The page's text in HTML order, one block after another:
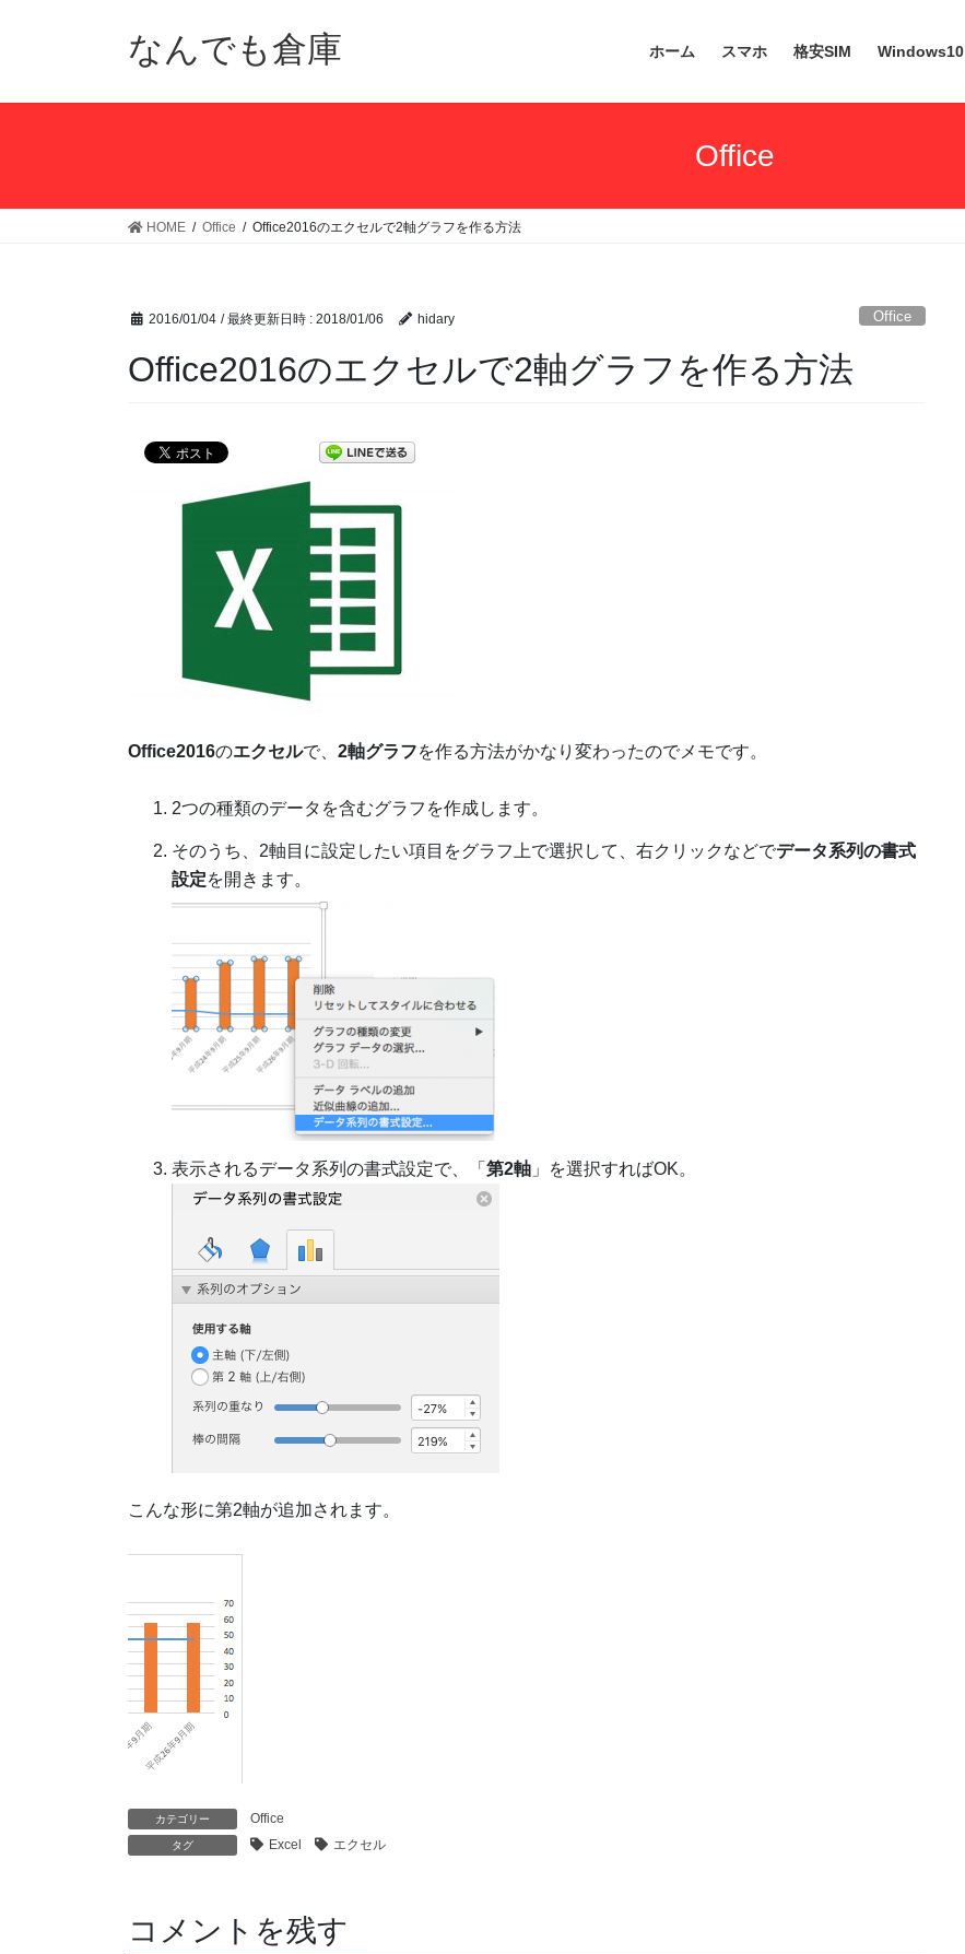
なんでも倉庫 ホーム スマホ 格安SIM Windows10
Office
HOME Office Office2016のエクセルで2軸グラフを作る方法
2016/01/04 / 最終更新日時 : 2018/01/06 hidary Office
Office2016のエクセルで2軸グラフを作る方法
Office2016のエクセルで、 2軸グラフを作る方法がかなり変わったのでメモです。
2つの種類のデータを含むグラフを作成します。
そのうち、2軸目に設定したい項目をグラフ上で選択して、右クリックなどでデータ系列の書式
設定を開きます。
表示されるデータ系列の書式設定で、「 第2軸 」を選択すればOK。
こんな形に第2軸が追加されます。
カテゴリー Office
タグ Excel エクセル
コメントを残す